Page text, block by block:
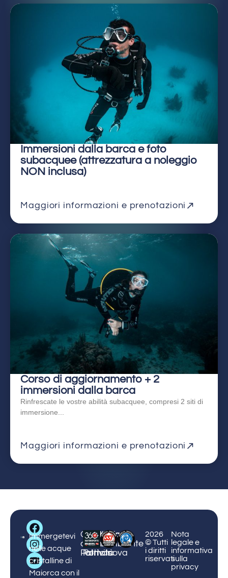
Immersioni dalla barca e foto
subacquee (attrezzatura a noleggio
NON inclusa)
Maggiori informazioni e prenotazioni
Corso di aggiornamento + 2
immersioni dalla barca
Rinfrescate le vostre abilità subacquee, compresi 2 siti di
immersione...
Maggiori informazioni e prenotazioni
Big
Blue
Diving
Immergetevi
nelle acque
cristalline di
Maiorca con il
Centro
di
Palmanova
Centro
Puerto
Portals
Corsi
e
attività
Protezione
dell'ambiente
Prenota
ora!
2026
© Tutti
i diritti
riservati
Nota
legale e
informativa
sulla
privacy